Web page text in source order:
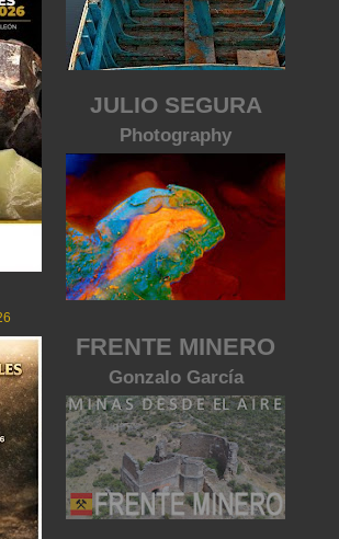
JULIO SEGURA
Photography
FRENTE MINERO
Gonzalo García